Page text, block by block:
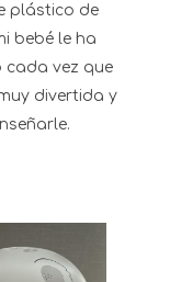
plástico de
bebé le ha
cada vez que
divertida y